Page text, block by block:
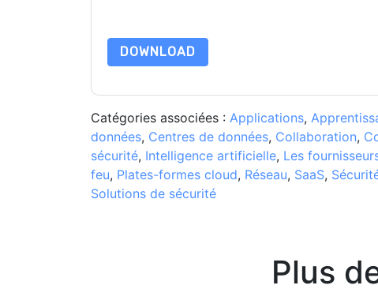
DOWNLOAD
Catégories associées : Applications,
données, Centres de données, Collaboration,
sécurité, Intelligence artificielle, Les
feu, Plates-formes cloud, Réseau, SaaS,
Solutions de sécurité
Plus